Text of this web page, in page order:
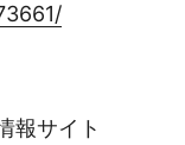
報サイト